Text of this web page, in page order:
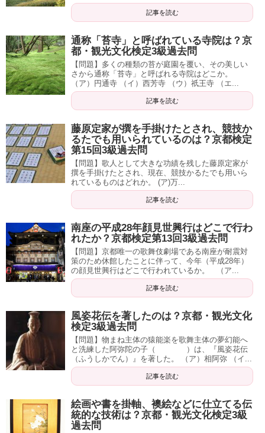
記事を読む
通称「苔寺」と呼ばれている寺院は？京
都・観光文化検定3級過去問
【問題】多くの種類の苔が庭園を覆い、その美しい
さから通称「苔寺」と呼ばれる寺院はどこか。
（ア）円通寺 （イ）西芳寺 （ウ）祇王寺 （エ...
記事を読む
藤原定家が撰を手掛けたとされ、競技か
るたでも用いられているのは？京都検定
第15回3級過去問
【問題】歌人として大きな功績を残した藤原定家が
撰を手掛けたとされ、現在、競技かるたでも用いら
れているものはどれか。 (ア)万...
記事を読む
南座の平成28年顔見世興行はどこで行わ
れたか？京都検定第13回3級過去問
【問題】京都唯一の歌舞伎劇場である南座が耐震対
策のため休館したことに伴って、今年（平成28年）
の顔見世興行はどこで行われているか。 （ア...
記事を読む
風姿花伝を著したのは？京都・観光文化
検定3級過去問
【問題】物まね主体の猿能楽を歌舞主体の夢幻能へ
と洗練した阿弥陀の子（ ）は、『風姿花伝
（ふうしかでん）』を著した。 （ア）相阿弥 （イ...
記事を読む
絵画や書を掛軸、襖絵などに仕立てる伝
統的な技術は？京都・観光文化検定3級
過去問